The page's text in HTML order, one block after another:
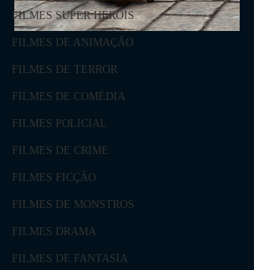
FILMES SUPER HERÓIS
FILMES DE ANIMAÇÃO
FILMES DE TERROR
FILMES DE COMÉDIA
FILMES POLICIAL
FILMES DE CRIME
FILMES FICÇÃO
FILMES DE MONSTROS
FILMES DRAMA
FILMES DE FANTASIA